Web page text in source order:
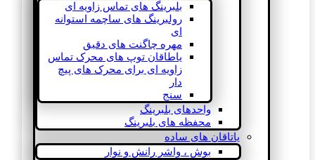
بلبرینگ های تماس زاویه ای
رولبرینگ های ساچمه استوانه
ای
مهره چاگنت های دقیق
یاطاقان توپ های محرک تماس
زاویه ای برای محرک های پیچ
دار
سنج
واحدهای بلبرینگ
محفظه های بلبرینگ
یاتاقان های ساده
بوش ، واشر رانش و نوار